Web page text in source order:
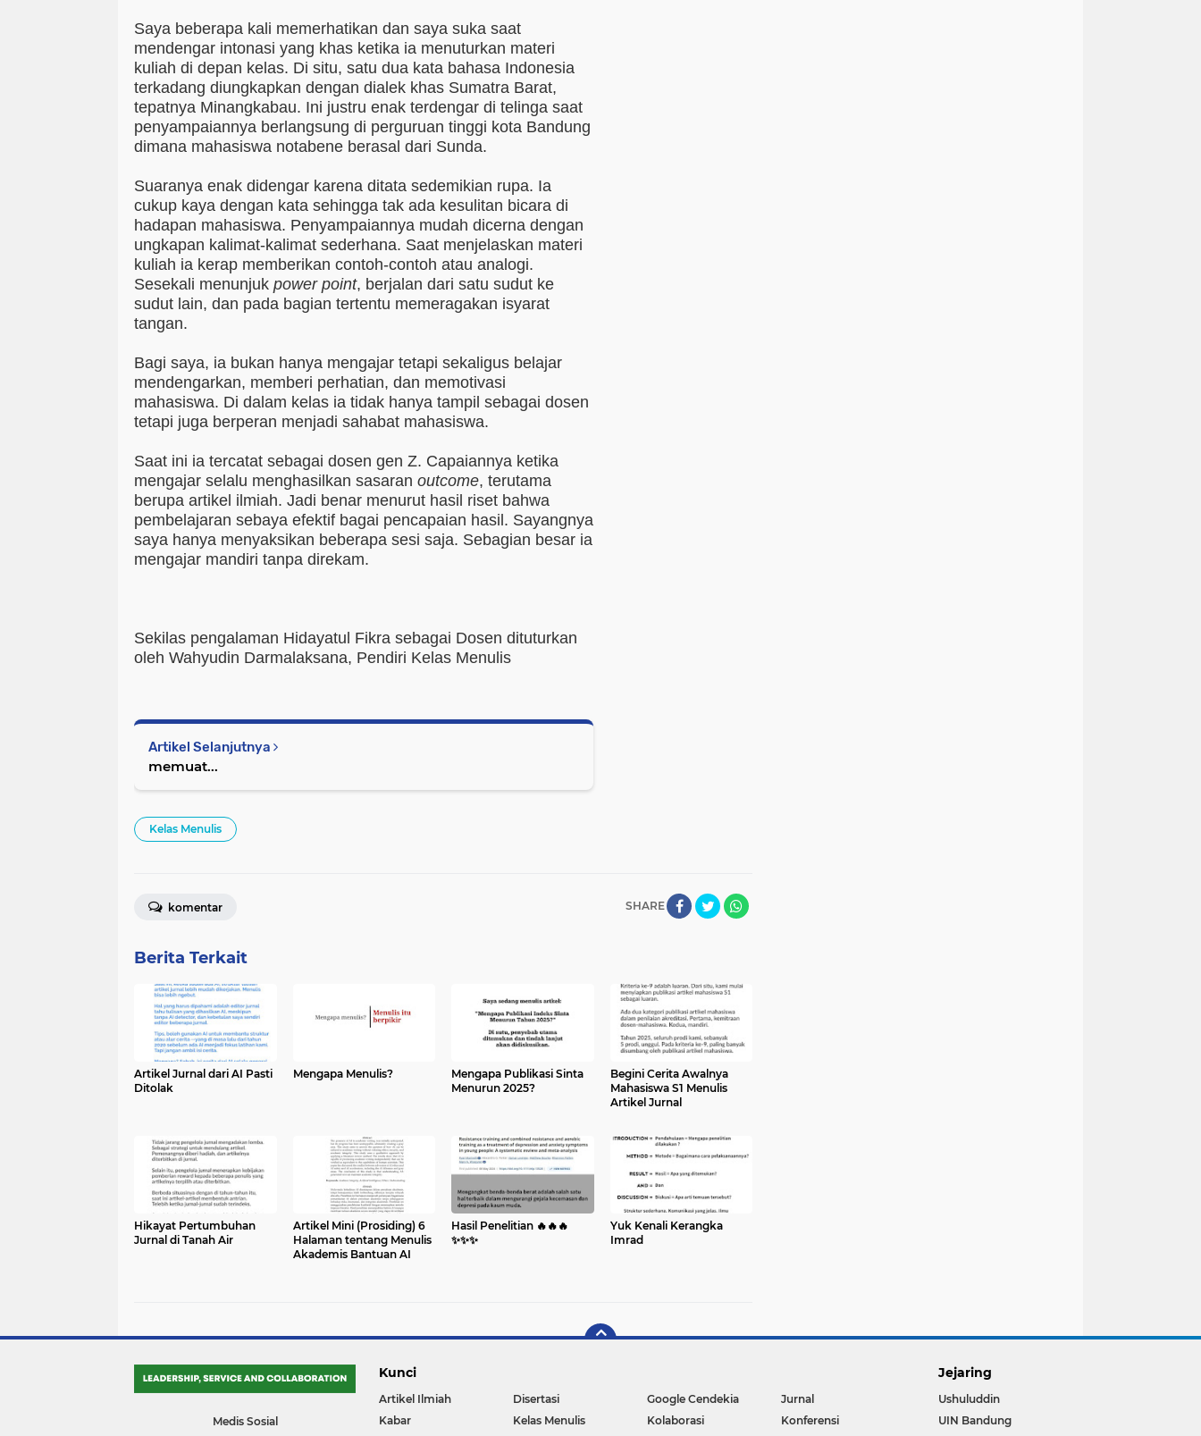
Saya beberapa kali memerhatikan dan saya suka saat
mendengar intonasi yang khas ketika ia menuturkan materi
kuliah di depan kelas. Di situ, satu dua kata bahasa Indonesia
terkadang diungkapkan dengan dialek khas Sumatra Barat,
tepatnya Minangkabau. Ini justru enak terdengar di telinga saat
penyampaiannya berlangsung di perguruan tinggi kota Bandung
dimana mahasiswa notabene berasal dari Sunda.
Suaranya enak didengar karena ditata sedemikian rupa. Ia
cukup kaya dengan kata sehingga tak ada kesulitan bicara di
hadapan mahasiswa. Penyampaiannya mudah dicerna dengan
ungkapan kalimat-kalimat sederhana. Saat menjelaskan materi
kuliah ia kerap memberikan contoh-contoh atau analogi.
Sesekali menunjuk power point, berjalan dari satu sudut ke
sudut lain, dan pada bagian tertentu memeragakan isyarat
tangan.
Bagi saya, ia bukan hanya mengajar tetapi sekaligus belajar
mendengarkan, memberi perhatian, dan memotivasi
mahasiswa. Di dalam kelas ia tidak hanya tampil sebagai dosen
tetapi juga berperan menjadi sahabat mahasiswa.
Saat ini ia tercatat sebagai dosen gen Z. Capaiannya ketika
mengajar selalu menghasilkan sasaran outcome, terutama
berupa artikel ilmiah. Jadi benar menurut hasil riset bahwa
pembelajaran sebaya efektif bagai pencapaian hasil. Sayangnya
saya hanya menyaksikan beberapa sesi saja. Sebagian besar ia
mengajar mandiri tanpa direkam.
Sekilas pengalaman Hidayatul Fikra sebagai Dosen dituturkan
oleh Wahyudin Darmalaksana, Pendiri Kelas Menulis
Artikel Selanjutnya
memuat...
Kelas Menulis
SHARE
komentar
Berita Terkait
Artikel Jurnal dari AI Pasti
Ditolak
Mengapa Menulis?
Mengapa Publikasi Sinta
Menurun 2025?
Begini Cerita Awalnya
Mahasiswa S1 Menulis
Artikel Jurnal
Hikayat Pertumbuhan
Jurnal di Tanah Air
Artikel Mini (Prosiding) 6
Halaman tentang Menulis
Akademis Bantuan AI
Hasil Penelitian 🔥🔥🔥
✨️✨️✨️
Yuk Kenali Kerangka
Imrad
Medis Sosial
Kunci
Artikel Ilmiah Disertasi Google Cendekia
Jurnal
Kabar
Kelas Menulis Kolaborasi
Konferensi
Jejaring
Ushuluddin
UIN Bandung